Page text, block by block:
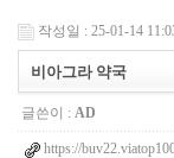
작성일 : 25-01-14
비아그라 약국
글쓴이 : AD
https://